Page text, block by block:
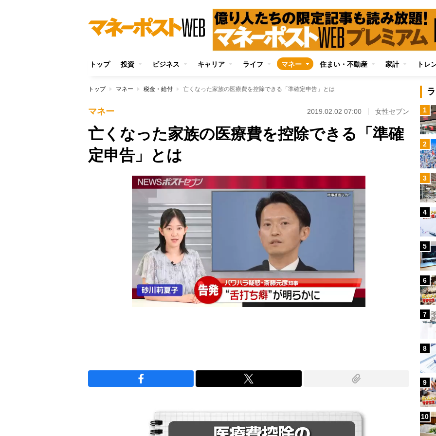
トップ 投資 ビジネス キャリア ライフ マネー 住まい・不動産 家計 トレ
トップ マネー 税金・給付 亡くなった家族の医療費を控除できる「準確定申告」とは
マネー 2019.02.02 07:00 女性セブン
亡くなった家族の医療費を控除できる「準確
定申告」とは
1
2
3
4
5
6
7
8
9
10